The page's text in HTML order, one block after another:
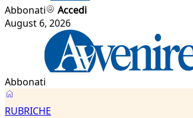
Abbonati
Accedi
August 6, 2026
Abbonati
RUBRICHE